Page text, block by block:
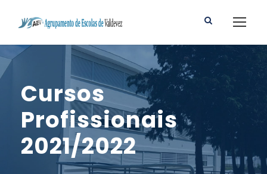
Cursos
Profissionais
2021/2022